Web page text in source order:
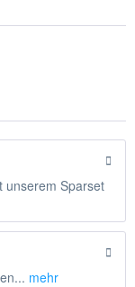
unserem Sparset
mehr